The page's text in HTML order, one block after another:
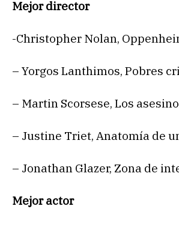
Mejor director
-Christopher Nolan,
– Yorgos Lanthimos, Pobres
– Martin Scorsese, Los
– Justine Triet, Anatomía de
– Jonathan Glazer, Zona de
Mejor actor